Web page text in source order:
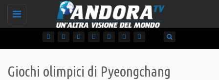
Toggle
Giochi olimpici di Pyeongchang